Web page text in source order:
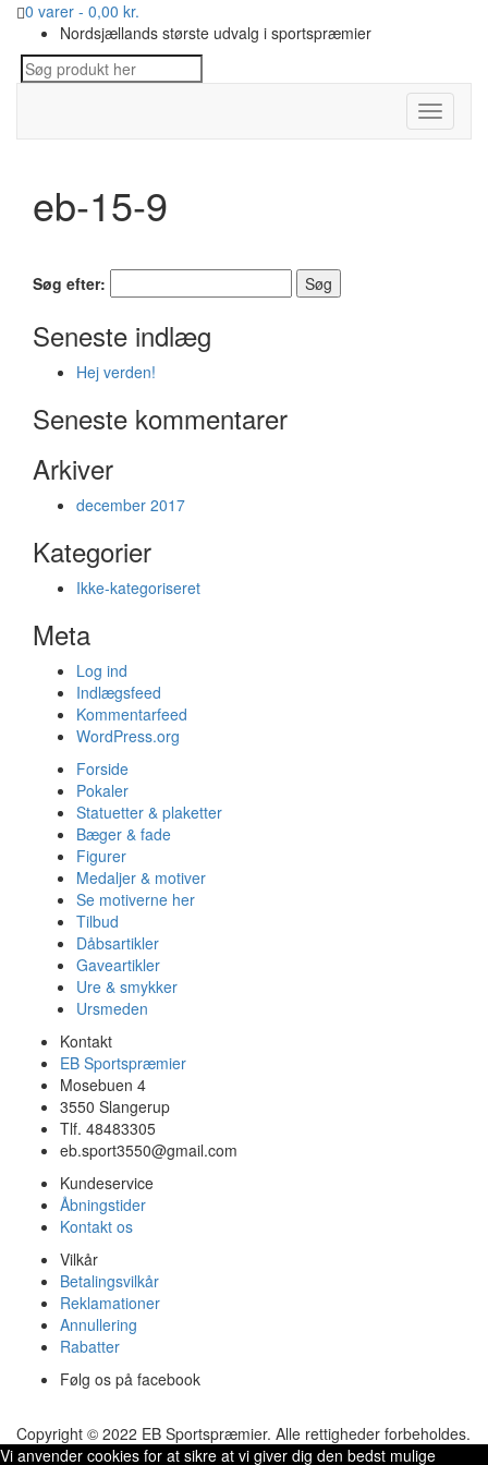
0 varer - 0,00 kr.
Nordsjællands største udvalg i sportspræmier
Toggle
eb-15-9
Søg efter:
Seneste indlæg
Hej verden!
Seneste kommentarer
Arkiver
december 2017
Kategorier
Ikke-kategoriseret
Meta
Log ind
Indlægsfeed
Kommentarfeed
WordPress.org
Forside
Pokaler
Statuetter & plaketter
Bæger & fade
Figurer
Medaljer & motiver
Se motiverne her
Tilbud
Dåbsartikler
Gaveartikler
Ure & smykker
Ursmeden
Kontakt
EB Sportspræmier
Mosebuen 4
3550 Slangerup
Tlf. 48483305
eb.sport3550@gmail.com
Kundeservice
Åbningstider
Kontakt os
Vilkår
Betalingsvilkår
Reklamationer
Annullering
Rabatter
Følg os på facebook
Copyright © 2022 EB Sportspræmier. Alle rettigheder forbeholdes.
Vi anvender cookies for at sikre at vi giver dig den bedst mulige